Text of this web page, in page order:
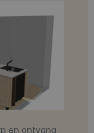
en ontvang